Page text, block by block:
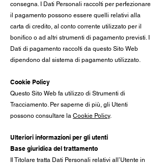
consegna. I Dati Personali raccolti per perfezionare
il pagamento possono essere quelli relativi alla
carta di credito, al conto corrente utilizzato per il
bonifico o ad altri strumenti di pagamento previsti. I
Dati di pagamento raccolti da questo Sito Web
dipendono dal sistema di pagamento utilizzato.
Cookie Policy
Questo Sito Web fa utilizzo di Strumenti di
Tracciamento. Per saperne di più, gli Utenti
possono consultare la Cookie Policy.
Ulteriori informazioni per gli utenti
Base giuridica del trattamento
Il Titolare tratta Dati Personali relativi all’Utente in